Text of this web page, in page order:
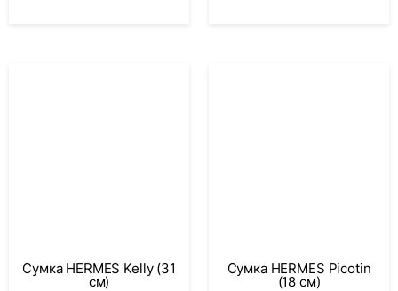
Сумка HERMES Kelly (31
см)
Сумка HERMES Picotin
(18 см)